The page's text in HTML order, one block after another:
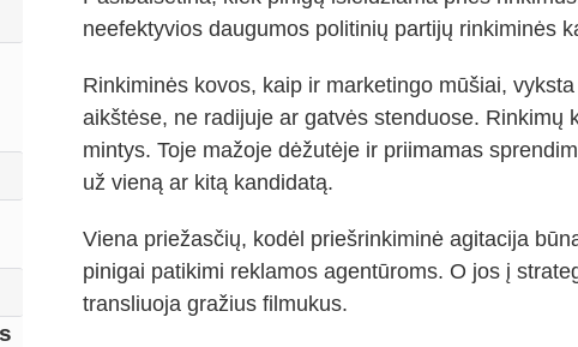
neefektyvios daugumos politinių partijų rinkiminės
Rinkiminės kovos, kaip ir marketingo mūšiai,
aikštėse, ne radijuje ar gatvės stenduose. Rinkimų
mintys. Toje mažoje dėžutėje ir priimamas
už vieną ar kitą kandidatą.
Viena priežasčių, kodėl priešrinkiminė agitacija
pinigai patikimi reklamos agentūroms. O jos į
transliuoja gražius filmukus.